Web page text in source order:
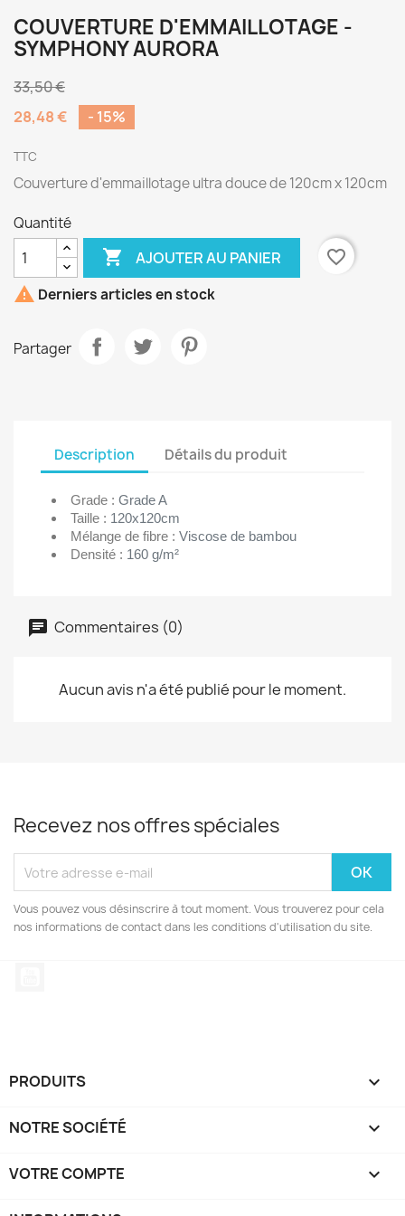
COUVERTURE D'EMMAILLOTAGE -
SYMPHONY AURORA
33,50 €
28,48 €
- 15%
TTC
Couverture d'emmaillotage ultra douce de 120cm x 120cm
Quantité
 AJOUTER AU PANIER
favorite_border
 Derniers articles en stock
Partager
Description Détails du produit
Grade : Grade A
Taille : 120x120cm
Mélange de fibre : Viscose de bambou
Densité : 160 g/m²
Commentaires (0)
Aucun avis n'a été publié pour le moment.
Recevez nos offres spéciales
Vous pouvez vous désinscrire à tout moment. Vous trouverez pour cela
nos informations de contact dans les conditions d'utilisation du site.
PRODUITS 
NOTRE SOCIÉTÉ 
VOTRE COMPTE 